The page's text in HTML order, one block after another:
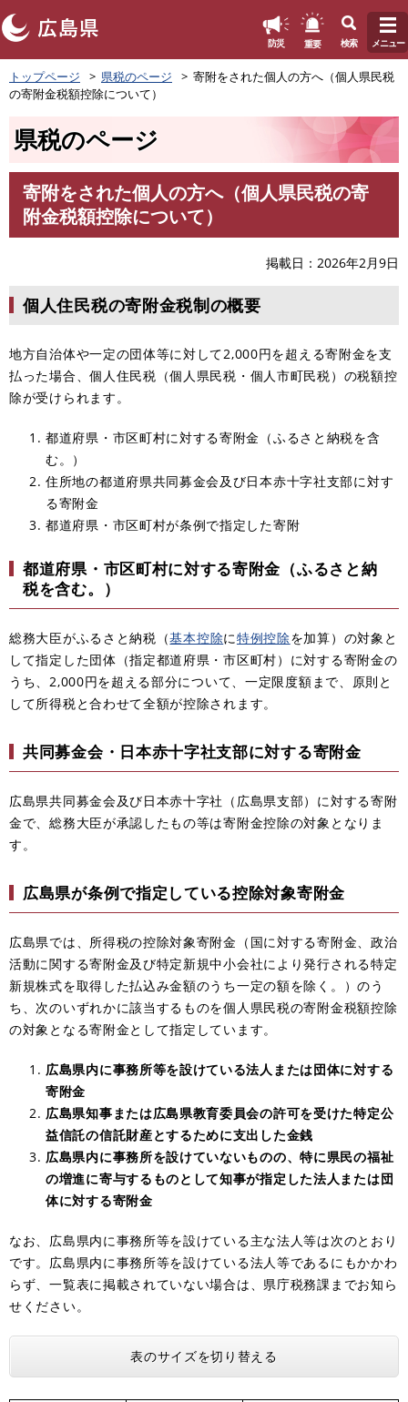
ペ
ー
ジ
防災 重要 検索 メニュー
トップページ 県税のページ
寄附をされた個人の方へ（個人県民税
の寄附金税額控除について）
県税のページ
寄附をされた個人の方へ（個人県民税の寄
附金税額控除について）
掲載日 2026年2月9日
個人住民税の寄附金税制の概要
地方自治体や一定の団体等に対して2,000円を超える寄附金を支
払った場合、個人住民税（個人県民税・個人市町民税）の税額控
除が受けられます。
都道府県・市区町村に対する寄附金（ふるさと納税を含
む。）
住所地の都道府県共同募金会及び日本赤十字社支部に対す
る寄附金
都道府県・市区町村が条例で指定した寄附
都道府県・市区町村に対する寄附金（ふるさと納
税を含む。）
総務大臣がふるさと納税（基本控除に特例控除を加算）の対象と
して指定した団体（指定都道府県・市区町村）に対する寄附金の
うち、2,000円を超える部分について、一定限度額まで、原則と
して所得税と合わせて全額が控除されます。
共同募金会・日本赤十字社支部に対する寄附金
広島県共同募金会及び日本赤十字社（広島県支部）に対する寄附
金で、総務大臣が承認したもの等は寄附金控除の対象となりま
す。
広島県が条例で指定している控除対象寄附金
広島県では、所得税の控除対象寄附金（国に対する寄附金、政治
活動に関する寄附金及び特定新規中小会社により発行される特定
新規株式を取得した払込み金額のうち一定の額を除く。）のう
ち、次のいずれかに該当するものを個人県民税の寄附金税額控除
の対象となる寄附金として指定しています。
広島県内に事務所等を設けている法人または団体に対する
寄附金
広島県知事または広島県教育委員会の許可を受けた特定公
益信託の信託財産とするために支出した金銭
広島県内に事務所を設けていないものの、特に県民の福祉
の増進に寄与するものとして知事が指定した法人または団
体に対する寄附金
なお、広島県内に事務所等を設けている主な法人等は次のとおり
です。広島県内に事務所等を設けている法人等であるにもかかわ
らず、一覧表に掲載されていない場合は、県庁税務課までお知ら
せください。
表のサイズを切り替える